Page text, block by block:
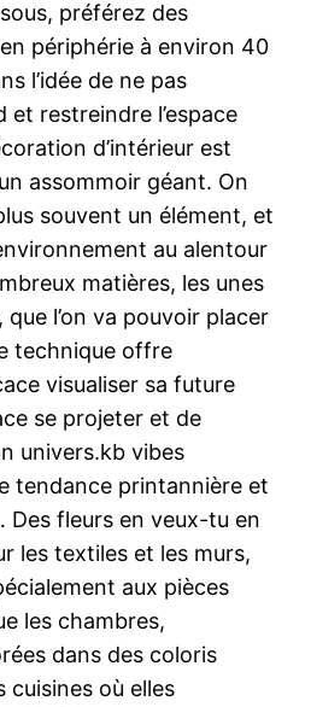
préférez des
périphérie à environ 40
l’idée de ne pas
restreindre l’espace
d’intérieur est
assommoir géant. On
souvent un élément, et
au alentour
matières, les unes
l’on va pouvoir placer
technique offre
visualiser sa future
se projeter et de
univers.kb vibes
tendance printannière et
Des fleurs en veux-tu en
les textiles et les murs,
aux pièces
les chambres,
dans des coloris
cuisines où elles